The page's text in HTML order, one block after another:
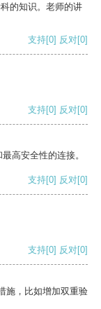
的知识。老师的讲
支持[0] 反对[0]
支持[0] 反对[0]
高安全性的连接。
支持[0] 反对[0]
支持[0] 反对[0]
施，比如增加双重验